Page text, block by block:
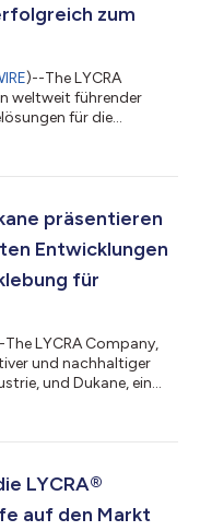
zum
)--The LYCRA
weltweit führender
für die
Chapter 11
durch
präsentieren
Entwicklungen
für
The LYCRA Company,
und nachhaltiger
und Dukane, ein
Bereich der
arbeiten beide
LYCRA®
auf den Markt